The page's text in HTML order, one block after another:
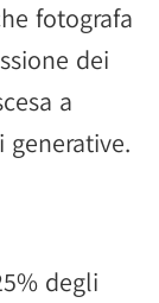
fotografa
dei
a
degli